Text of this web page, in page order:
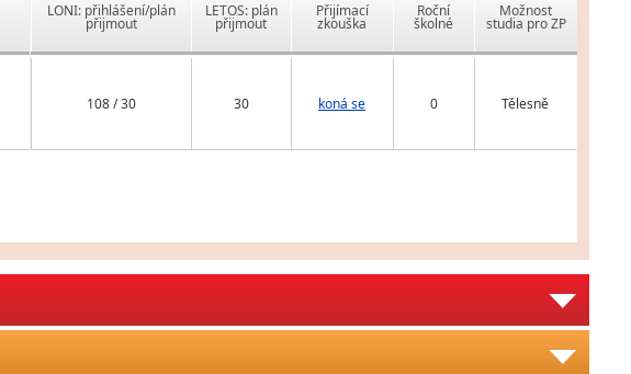
LONI: přihlášení/plán
přijmout
LETOS: plán
přijmout
Přijímací
zkouška
Roční
školné
Možnost
studia pro ZP
108 / 30 30 koná se 0 Tělesně